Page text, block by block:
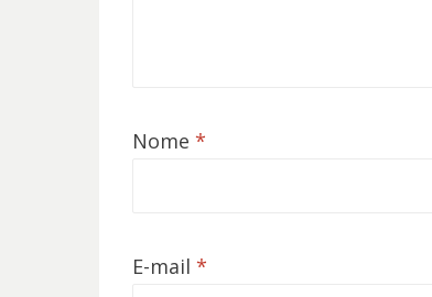
Nome *
E-mail *